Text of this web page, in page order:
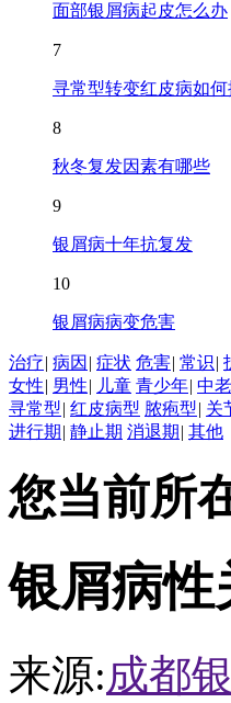
面部银屑病起皮怎么办
7
寻常型转变红皮病如何
8
秋冬复发因素有哪些
9
银屑病十年抗复发
10
银屑病病变危害
治疗| 病因 | 症状 危害| 常识|
女性| 男性| 儿童 青少年| 中
寻常型| 红皮病型 脓疱型| 关
进行期 | 静止期 消退期 | 其他
您当前所
银屑病性
来源:成都